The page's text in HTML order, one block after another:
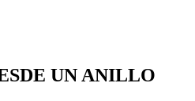
UN ANILLO